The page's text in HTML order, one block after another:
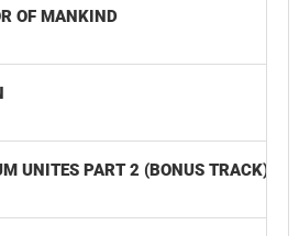
OF MANKIND
UNITES PART 2 (BONUS TRACK)